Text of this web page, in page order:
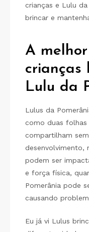
crianças e Lulu
brincar e
A
crianças
Lulu da
Lulus da
como duas
compartilham
desenvolvimento,
podem ser
e força física,
Pomerânia pode
causando
Eu já vi Lulus